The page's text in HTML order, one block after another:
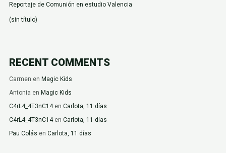
Reportaje de Comunión en estudio Valencia
(sin título)
RECENT COMMENTS
Carmen en Magic Kids
Antonia en Magic Kids
C4rL4_4T3nC14enCarlota, 11 días
C4rL4_4T3nC14enCarlota, 11 días
Pau Colás enCarlota, 11 días